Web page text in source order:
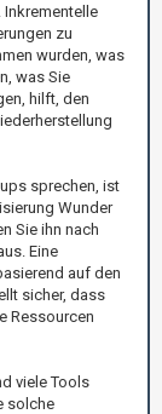
zu
wurden, was
was Sie
hilft, den
sprechen, ist
Wunder
Sie ihn nach
Eine
auf den
sicher, dass
Ressourcen
viele Tools
solche